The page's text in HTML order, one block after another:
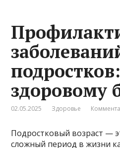
здоровому
02.05.2025 Здоровье
Подростковый возраст —
сложный период в жизни